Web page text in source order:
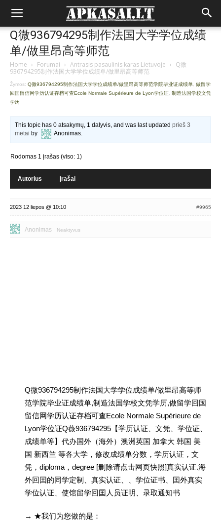
Q微936794295制作法国大学学位成绩
单/做里昂高等师范
Home › Forumai › Antrasis pasaulinis karas Lietuvoje › Q微
936794295制作法国大学学位成绩单/做里昂高等师范
Žymos: Q微936794295制作法国大学学位成绩单/做里昂高等师范学院毕业证成绩单 做留学
回国留信网学历认证存档可查Ecole Normale Supérieure de Lyon学位证 制造法国学校文凭
学历
This topic has 0 atsakymų, 1 dalyvis, and was last updatedprieš 3
metai by Anonimas.
Rodomas 1 įrašas (viso: 1)
Autorius Įrašai
2023 12 liepos @ 10:10 #9965
Anonimas Neaktyvus
Q微936794295制作法国大学学位成绩单/做里昂高等师
范学院毕业证成绩单,制造法国学校文凭学历,做留学回国
留信网学历认证存档可查Ecole Normale Supérieure de
Lyon学位证Q薇936794295【学历认证、文凭、学位证、
成绩单等】代办国外（海外）澳洲英国 加拿大 韩国 美
国 新西兰 等各大学，修改成绩单分数，学历认证，文
凭，diploma，degree [删除请点击网页快照]真实认证.海
外回囯的同学定制、真实认证、、学位证书、囯外真实
学位认证、使馆留学回囯人员证明、录取通知书
→ ★我们为您做的是：